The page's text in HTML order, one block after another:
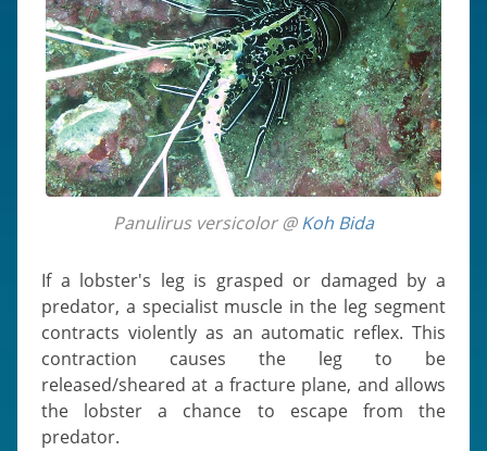
Panulirus versicolor @Koh Bida
If a lobster's leg is grasped or damaged by a
predator, a specialist muscle in the leg segment
contracts violently as an automatic reflex. This
contraction causes the leg to be
released/sheared at a fracture plane, and allows
the lobster a chance to escape from the
predator.